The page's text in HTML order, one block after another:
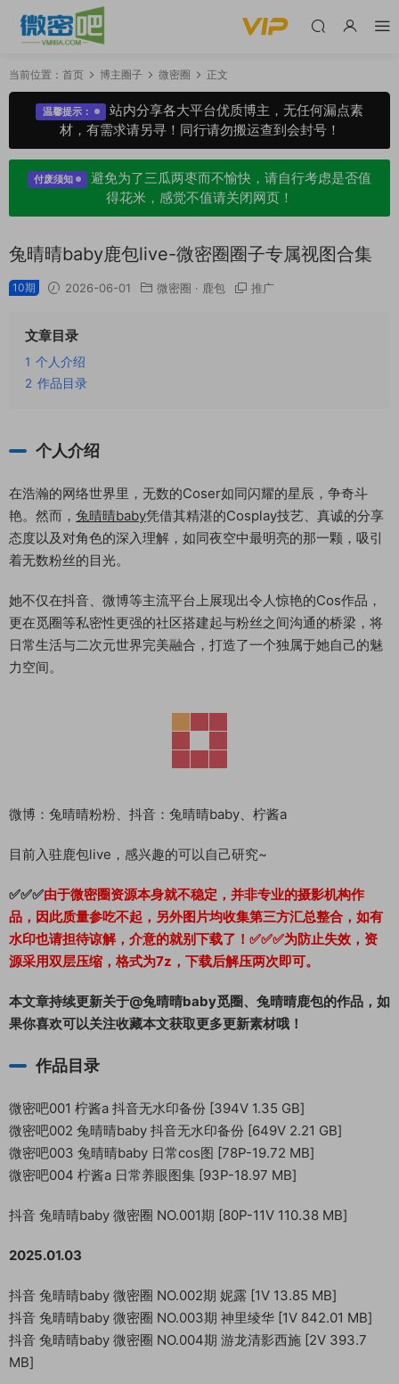
当前位置： 首页 博主圈子 微密圈 正文
温馨提示：
站内分享各大平台优质博主，无任何漏点素
材，有需求请另寻！同行请勿搬运查到会封号！
付废须知
避免为了三瓜两枣而不愉快，请自行考虑是否值
得花米，感觉不值请关闭网页！
兔晴晴baby鹿包live-微密圈圈子专属视图合集
10期 2026-06-01 微密圈 · 鹿包 推广
文章目录
1 个人介绍
2 作品目录
个人介绍
在浩瀚的网络世界里，无数的Coser如同闪耀的星辰，争奇斗
艳。然而， 兔晴晴baby凭借其精湛的Cosplay技艺、真诚的分享
态度以及对角色的深入理解，如同夜空中最明亮的那一颗，吸引
着无数粉丝的目光。
她不仅在抖音、微博等主流平台上展现出令人惊艳的Cos作品，
更在觅圈等私密性更强的社区搭建起与粉丝之间沟通的桥梁，将
日常生活与二次元世界完美融合，打造了一个独属于她自己的魅
力空间。
微博：兔晴晴粉粉、抖音：兔晴晴baby、柠酱a
目前入驻鹿包live，感兴趣的可以自己研究~
✅✅✅由于微密圈资源本身就不稳定，并非专业的摄影机构作
品，因此质量参吃不起，另外图片均收集第三方汇总整合，如有
水印也请担待谅解，介意的就别下载了！✅✅✅为防止失效，资
源采用双层压缩，格式为7z，下载后解压两次即可。
本文章持续更新关于@兔晴晴baby觅圈、兔晴晴鹿包的作品，如
果你喜欢可以关注收藏本文获取更多更新素材哦！
作品目录
微密吧001 柠酱a 抖音无水印备份 [394V 1.35 GB]
微密吧002 兔晴晴baby 抖音无水印备份 [649V 2.21 GB]
微密吧003 兔晴晴baby 日常cos图 [78P-19.72 MB]
微密吧004 柠酱a 日常养眼图集 [93P-18.97 MB]
抖音 兔晴晴baby 微密圈 NO.001期 [80P-11V 110.38 MB]
2025.01.03
抖音 兔晴晴baby 微密圈 NO.002期 妮露 [1V 13.85 MB]
抖音 兔晴晴baby 微密圈 NO.003期 神里绫华 [1V 842.01 MB]
抖音 兔晴晴baby 微密圈 NO.004期 游龙清影西施 [2V 393.7
MB]